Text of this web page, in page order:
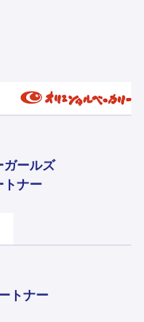
ガールズ
トナー
トナー